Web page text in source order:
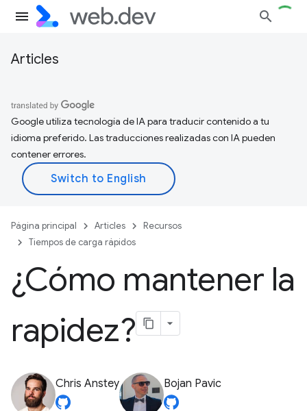
Articles
Google utiliza tecnología de IA para traducir contenido a tu
idioma preferido. Las traducciones realizadas con IA pueden
contener errores.
Página principal Articles
Recursos
Tiempos de carga rápidos
¿Cómo mantener la
rapidez?
Chris Anstey Bojan Pavic